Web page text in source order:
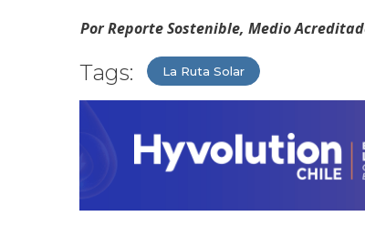
Por Reporte Sostenible, Medio
Tags: La Ruta Solar